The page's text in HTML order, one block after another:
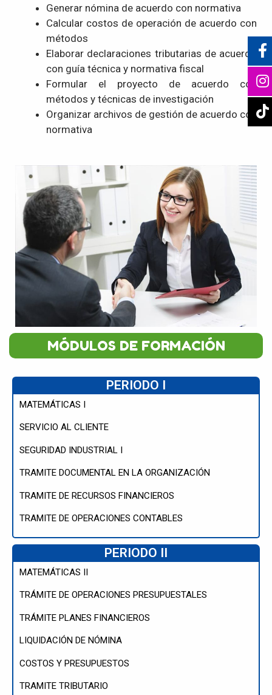
Generar nómina de acuerdo con normativa
Calcular costos de operación de acuerdo con
métodos
Elaborar declaraciones tributarias de acuerdo
con guía técnica y normativa fiscal
Formular el proyecto de acuerdo con
métodos y técnicas de investigación
Organizar archivos de gestión de acuerdo con
normativa
MÓDULOS DE FORMACIÓN
PERIODO I
MATEMÁTICAS I
SERVICIO AL CLIENTE
SEGURIDAD INDUSTRIAL I
TRAMITE DOCUMENTAL EN LA ORGANIZACIÓN
TRAMITE DE RECURSOS FINANCIEROS
TRAMITE DE OPERACIONES CONTABLES
PERIODO II
MATEMÁTICAS II
TRÁMITE DE OPERACIONES PRESUPUESTALES
TRÁMITE PLANES FINANCIEROS
LIQUIDACIÓN DE NÓMINA
COSTOS Y PRESUPUESTOS
TRAMITE TRIBUTARIO